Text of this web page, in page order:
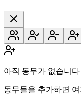
아직 동무가 없습니다
동무들을 추가하면